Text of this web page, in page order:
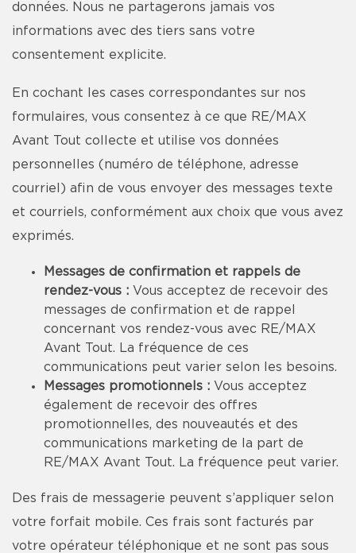
données. Nous ne partagerons jamais vos
informations avec des tiers sans votre
consentement explicite.
En cochant les cases correspondantes sur nos
formulaires, vous consentez à ce que RE/MAX
Avant Tout collecte et utilise vos données
personnelles (numéro de téléphone, adresse
courriel) afin de vous envoyer des messages texte
et courriels, conformément aux choix que vous avez
exprimés.
Messages de confirmation et rappels de
rendez-vous : Vous acceptez de recevoir des
messages de confirmation et de rappel
concernant vos rendez-vous avec RE/MAX
Avant Tout. La fréquence de ces
communications peut varier selon les besoins.
Messages promotionnels : Vous acceptez
également de recevoir des offres
promotionnelles, des nouveautés et des
communications marketing de la part de
RE/MAX Avant Tout. La fréquence peut varier.
Des frais de messagerie peuvent s’appliquer selon
votre forfait mobile. Ces frais sont facturés par
votre opérateur téléphonique et ne sont pas sous